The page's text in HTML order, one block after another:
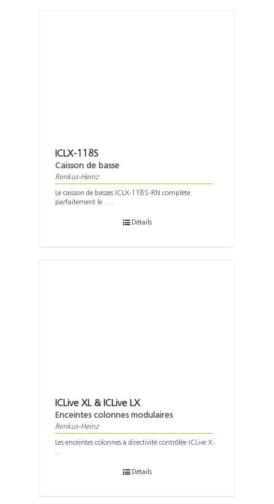
ICLX-118S
Caisson de basse
Renkus-Heinz
Le caisson de basses ICLX-118S-RN complète
parfaitement le . . .
Détails
ICLive XL & ICLive LX
Enceintes colonnes modulaires
Renkus-Heinz
Les enceintes colonnes à directivité contrôlée ICLive X .
. .
Détails